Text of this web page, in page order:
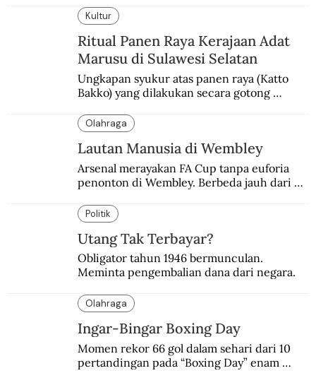
Kultur
Ritual Panen Raya Kerajaan Adat
Marusu di Sulawesi Selatan
Ungkapan syukur atas panen raya (Katto
Bakko) yang dilakukan secara gotong
Olahraga
Lautan Manusia di Wembley
Arsenal merayakan FA Cup tanpa euforia
penonton di Wembley. Berbeda jauh dari
silam.
Politik
Utang Tak Terbayar?
Obligator tahun 1946 bermunculan.
Meminta pengembalian dana dari negara.
Olahraga
Ingar-Bingar Boxing Day
Momen rekor 66 gol dalam sehari dari 10
pertandingan pada “Boxing Day” enam